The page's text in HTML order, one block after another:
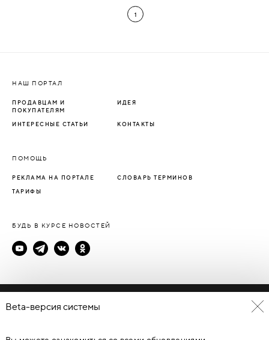
1
НАШ ПОРТАЛ
ПРОДАВЦАМ И
ПОКУПАТЕЛЯМ
ИДЕЯ
ИНТЕРЕСНЫЕ СТАТЬИ КОНТАКТЫ
ПОМОЩЬ
РЕКЛАМА НА ПОРТАЛЕ СЛОВАРЬ ТЕРМИНОВ
ТАРИФЫ
БУДЬ В КУРСЕ НОВОСТЕЙ
Политика конфиденциальности
Beta-версия системы